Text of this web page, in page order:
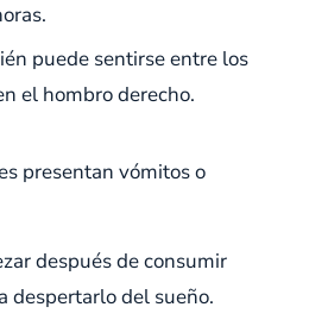
puede sentirse entre los
el hombro derecho.
presentan vómitos o
después de consumir
despertarlo del sueño.